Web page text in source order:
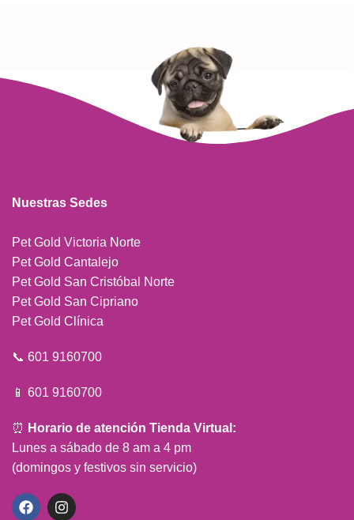
Nuestras Sedes
Pet Gold Victoria Norte
Pet Gold Cantalejo
Pet Gold San Cristóbal Norte
Pet Gold San Cipriano
Pet Gold Clínica
📞 601 9160700
📱 601 9160700
⏰ Horario de atención Tienda Virtual:
Lunes a sábado de 8 am a 4 pm
(domingos y festivos sin servicio)